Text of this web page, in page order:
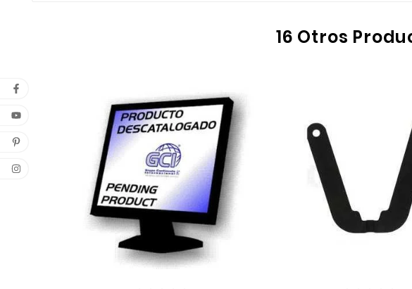
16 Otros